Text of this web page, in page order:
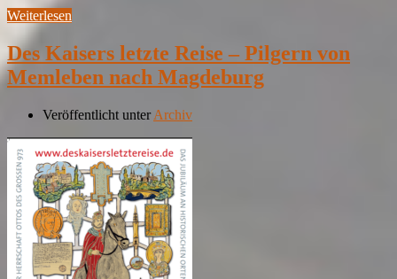
Weiterlesen
Des Kaisers letzte Reise – Pilgern von
Memleben nach Magdeburg
Veröffentlicht unterArchiv